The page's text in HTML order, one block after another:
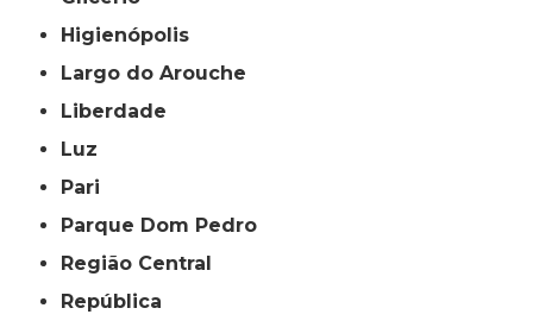
Higienópolis
Largo do Arouche
Liberdade
Luz
Pari
Parque Dom Pedro
Região Central
República